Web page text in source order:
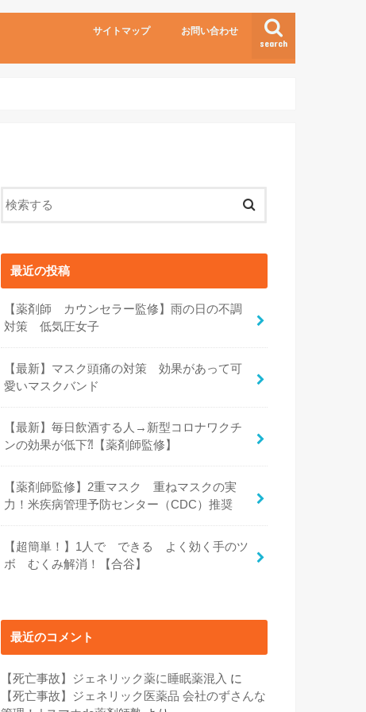
search
サイトマップ お問い合わせ
最近の投稿
【薬剤師 カウンセラー監修】雨の日の不調
対策 低気圧女子
【最新】マスク頭痛の対策 効果があって可
愛いマスクバンド
【最新】毎日飲酒する人→新型コロナワクチ
ンの効果が低下⁈【薬剤師監修】
【薬剤師監修】2重マスク 重ねマスクの実
力！米疾病管理予防センター（CDC）推奨
【超簡単！】1人で できる よく効く手のツ
ボ むくみ解消！【合谷】
最近のコメント
【死亡事故】ジェネリック薬に睡眠薬混入 に
【死亡事故】ジェネリック医薬品 会社のずさんな